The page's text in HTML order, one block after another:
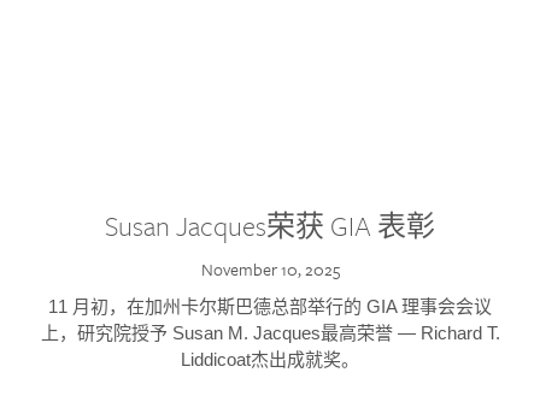
Susan Jacques荣获 GIA 表彰
November 10, 2025
11 月初，在加州卡尔斯巴德总部举行的 GIA 理事会会议
上，研究院授予 Susan M. Jacques最高荣誉 — Richard T.
Liddicoat杰出成就奖。